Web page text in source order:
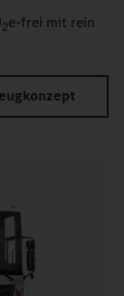
2e-frei mit rein